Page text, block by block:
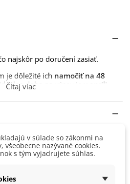
najskôr po doručení zasiať.
je dôležité ich namočiť na 48
. Ideálna doba na výsev je v apríli
4 týždne.
umiestnite na
vetrom.
zmiešaná s pieskom.Musí byť
Čítaj viac
150 - 200 cm
viac ako 200 cm
v súlade so zákonmi na
všeobecne nazývané cookies.
s tým vyjadrujete súhlas.